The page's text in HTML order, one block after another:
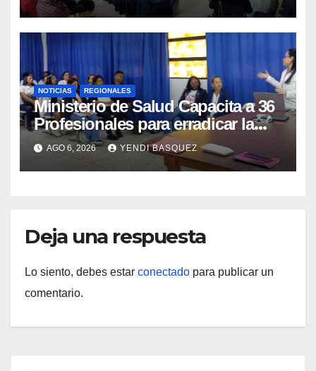
NOTICIAS REGIONALES
Ministerio de Salud Capacita a 36
Profesionales para erradicar la
Tuberculosis en Yaracuy
AGO 6, 2026 YENDI BASQUEZ
Deja una respuesta
Lo siento, debes estar conectado para publicar un
comentario.